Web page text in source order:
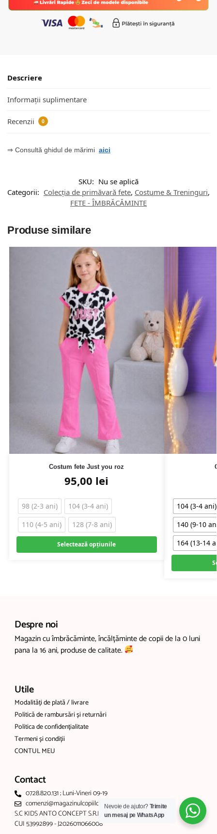
Descriere
Informații suplimentare
Recenzii 0
⇒ Consultă ghidul de mărimi aici
SKU: Nu se aplică
Categorii: Colecția de primăvară fete, Costume & Treninguri,
FETE - ÎMBRĂCĂMINTE
Produse similare
Costum fete Just you roz
95,00 lei
98 (2-3 ani)
104 (3-4 ani)
110 (4-5 ani)
128 (7-8 ani)
Selectează opțiunile
104 (3-4 ani)
140 (9-10
164 (13-14
Despre noi
Magazin cu îmbrăcăminte, încălțăminte de copii de la 0 luni
pana la 16 ani, produse de calitate.
Utile
Modalități de plată / livrare
Politică de rambursări și returnări
Politica de confidențialitate
Termeni și condiții
CONTUL MEU
Contact
0728.820.131 ; Luni-Vineri 09-19
comenzi@magazinulcopiilor.com
S.C KIDS ANTO CONCEPT S.R.L
CUI 53992899 - J2026011066008
Nevoie de ajutor? Trimite
un mesaj pe WhatsApp